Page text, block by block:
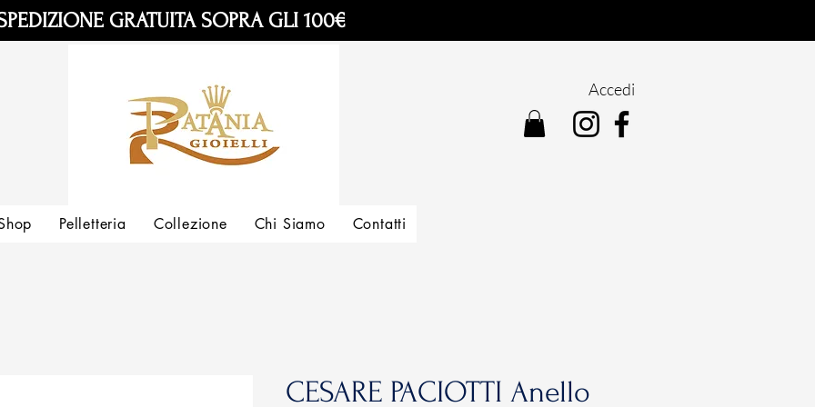
GRATUITA SOPRA GLI 100€
Accedi
CESARE PACIOTTI Anello
Pelletteria Collezione Chi Siamo Contatti